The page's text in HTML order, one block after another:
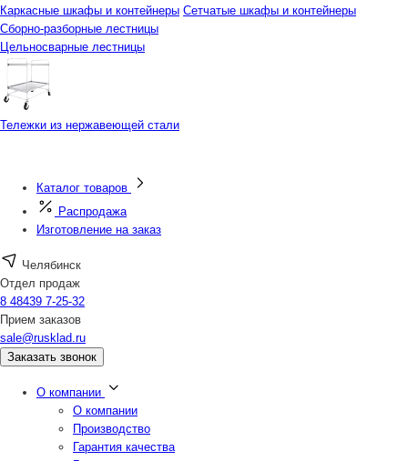
Каркасные шкафы и контейнеры Сетчатые шкафы и контейнеры
Сборно-разборные лестницы
Цельносварные лестницы
Тележки из нержавеющей стали
Каталог товаров
Распродажа
Изготовление на заказ
Челябинск
Отдел продаж
8 48439 7-25-32
Прием заказов
sale@rusklad.ru
Заказать звонок
О компании
О компании
Производство
Гарантия качества